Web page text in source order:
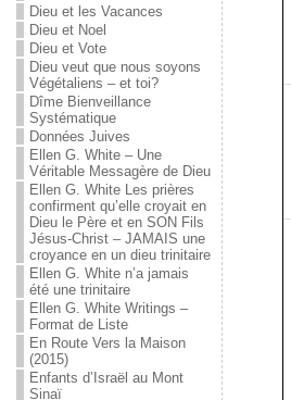
Dieu et les Vacances
Dieu et Noel
Dieu et Vote
Dieu veut que nous soyons
Végétaliens – et toi?
Dîme Bienveillance
Systématique
Données Juives
Ellen G. White – Une
Véritable Messagère de Dieu
Ellen G. White Les prières
confirment qu’elle croyait en
Dieu le Père et en SON Fils
Jésus-Christ – JAMAIS une
croyance en un dieu trinitaire
Ellen G. White n’a jamais
été une trinitaire
Ellen G. White Writings –
Format de Liste
En Route Vers la Maison
(2015)
Enfants d’Israël au Mont
Sinaï